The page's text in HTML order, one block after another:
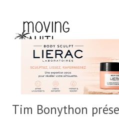
Tim Bonython